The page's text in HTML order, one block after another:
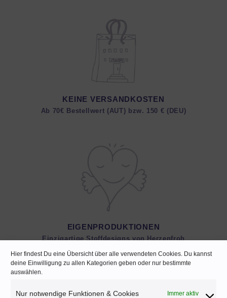
Hier findest Du eine Übersicht über alle verwendeten Cookies. Du kannst
deine Einwilligung zu allen Kategorien geben oder nur bestimmte
auswählen.
Nur notwendige Funktionen & Cookies Immer aktiv
KEINE VERSANDKOSTEN
Ab 70€ Bestellwert (AUT) bzw. 150 € (DEU)
EIGENPRODUKTIONEN
Einzigartige Stoffdesigns von Herzenfroh